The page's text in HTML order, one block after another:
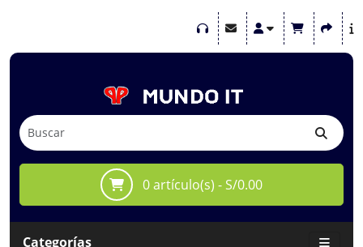
0 artículo(s) - S/0.00
Categorías